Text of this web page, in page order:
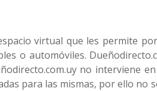
virtual que les permite
o automóviles.
no interviene
para las mismas, por ello no